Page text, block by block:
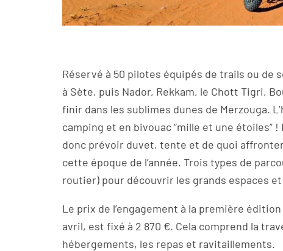
Réservé à 50 pilotes équipés de trails ou de
à Sète, puis Nador, Rekkam, le Chott Tigri,
finir dans les sublimes dunes de Merzouga.
camping et en bivouac “mille et une
donc prévoir duvet, tente et de quoi
cette époque de l’année. Trois types de
routier) pour découvrir les grands espaces
Le prix de l’engagement à la première
avril, est fixé à 2 870 €. Cela comprend la
hébergements, les repas et ravitaillements.